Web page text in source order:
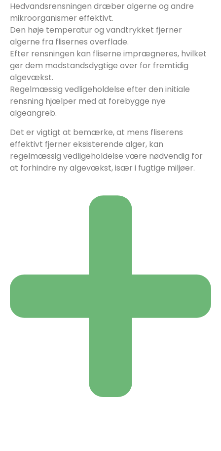
Hedvandsrensningen dræber algerne og andre
mikroorganismer effektivt.
Den høje temperatur og vandtrykket fjerner
algerne fra flisernes overflade.
Efter rensningen kan fliserne imprægneres, hvilket
gør dem modstandsdygtige over for fremtidig
algevækst.
Regelmæssig vedligeholdelse efter den initiale
rensning hjælper med at forebygge nye
algeangreb.
Det er vigtigt at bemærke, at mens fliserens
effektivt fjerner eksisterende alger, kan
regelmæssig vedligeholdelse være nødvendig for
at forhindre ny algevækst, især i fugtige miljøer.